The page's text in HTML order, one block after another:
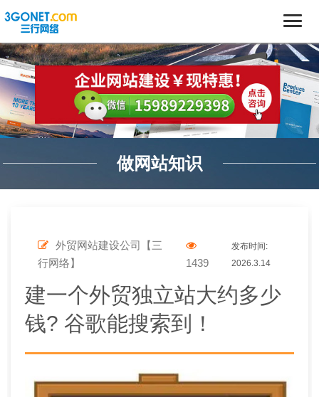
做网站知识
外贸网站建设公司【三
行网络】
1439
发布时间:
2026.3.14
建一个外贸独立站大约多少
钱? 谷歌能搜索到！